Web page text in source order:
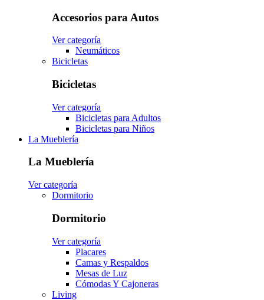
Accesorios para Autos
Ver categoría
Neumáticos
Bicicletas
Bicicletas
Ver categoría
Bicicletas para Adultos
Bicicletas para Niños
La Mueblería
La Mueblería
Ver categoría
Dormitorio
Dormitorio
Ver categoría
Placares
Camas y Respaldos
Mesas de Luz
Cómodas Y Cajoneras
Living